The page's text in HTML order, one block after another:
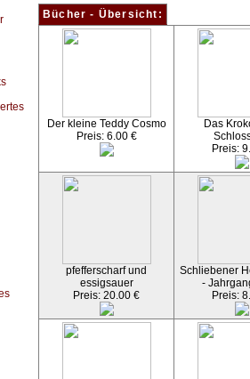
Bücher - Übersicht:
Der kleine Teddy Cosmo
Preis: 6.00 €
Das
Preis:
pfefferscharf und
essigsauer
Preis: 20.00 €
Schliebener
-
Preis: